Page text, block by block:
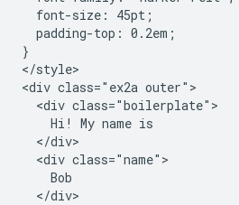
  font-size: 45pt;
  padding-top: 0.2em;
}
</style>
<div class="ex2a outer">
  <div class="boilerplate">
    Hi! My name is
  </div>
  <div class="name">
    Bob
  </div>